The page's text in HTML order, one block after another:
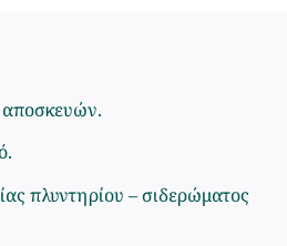
πλυντηρίου – σιδερώματος